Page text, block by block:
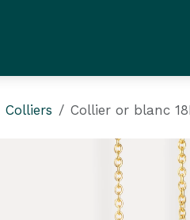
Colliers Collier or blanc